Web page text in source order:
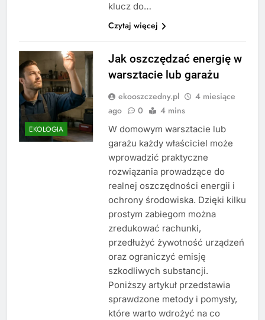
klucz do…
Czytaj więcej
EKOLOGIA
Jak oszczędzać energię w
warsztacie lub garażu
ekooszczedny.pl
4 miesiące
ago
0 4 mins
W domowym warsztacie lub
garażu każdy właściciel może
wprowadzić praktyczne
rozwiązania prowadzące do
realnej oszczędności energii i
ochrony środowiska. Dzięki kilku
prostym zabiegom można
zredukować rachunki,
przedłużyć żywotność urządzeń
oraz ograniczyć emisję
szkodliwych substancji.
Poniższy artykuł przedstawia
sprawdzone metody i pomysły,
które warto wdrożyć na co